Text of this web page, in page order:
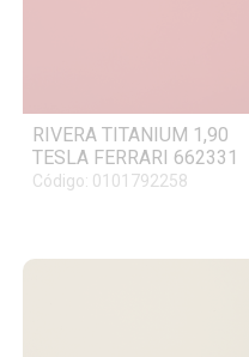
RIVERA TITANIUM 1,90
TESLA FERRARI 662331
Código: 0101792258